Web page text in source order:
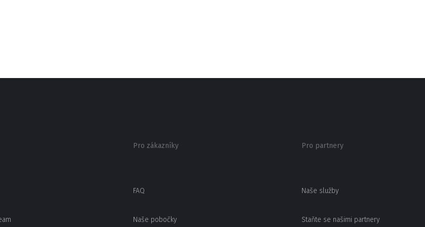
Pro zákazníky
FAQ
Naše pobočky
Pro partnery
Naše služby
Staňte se našimi partnery